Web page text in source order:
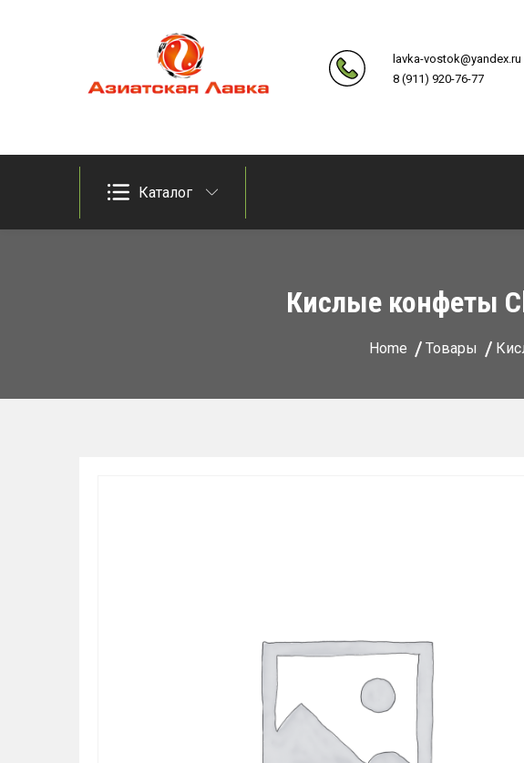
lavka-vostok@yandex.ru
8 (911) 920-76-77
Каталог
Кислые конфеты
Home Товары